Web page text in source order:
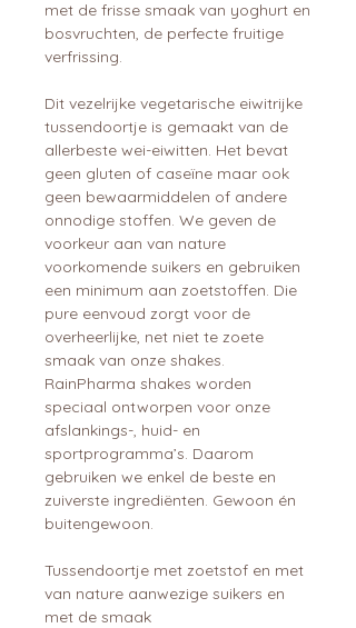
met de frisse smaak van yoghurt en
bosvruchten, de perfecte fruitige
verfrissing.
Dit vezelrijke vegetarische eiwitrijke
tussendoortje is gemaakt van de
allerbeste wei-eiwitten. Het bevat
geen gluten of caseïne maar ook
geen bewaarmiddelen of andere
onnodige stoffen. We geven de
voorkeur aan van nature
voorkomende suikers en gebruiken
een minimum aan zoetstoffen. Die
pure eenvoud zorgt voor de
overheerlijke, net niet te zoete
smaak van onze shakes.
RainPharma shakes worden
speciaal ontworpen voor onze
afslankings-, huid- en
sportprogramma’s. Daarom
gebruiken we enkel de beste en
zuiverste ingrediënten. Gewoon én
buitengewoon.
Tussendoortje met zoetstof en met
van nature aanwezige suikers en
met de smaak